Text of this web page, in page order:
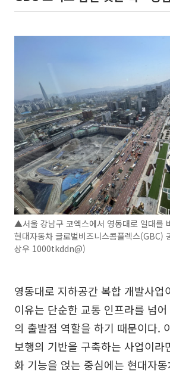
▲서울 강남구 코엑스에서 영동대로 일대를
현대자동차 글로벌비즈니스콤플렉스(GBC)
상우 1000tkddn@)
영동대로 지하공간 복합 개발사업
이유는 단순한 교통 인프라를 넘
의 출발점 역할을 하기 때문이다.
보행의 기반을 구축하는 사업이라
화 기능을 얹는 중심에는 현대자